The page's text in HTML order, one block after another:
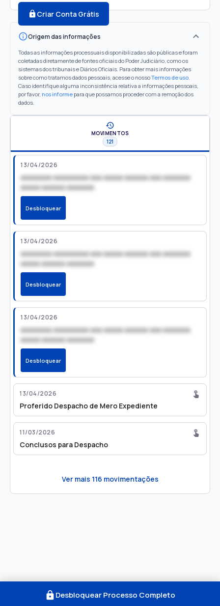
Criar Conta Grátis
Origem das informações
Todas as informações processuais disponibilizadas são públicas e foram
coletadas diretamente de fontes oficiais do Poder Judiciário, como os
sistemas dos tribunais e Diários Oficiais. Para obter mais informações
sobre como tratamos dados pessoais, acesse o nossoTermos de uso.
Caso identifique alguma inconsistência relativa a informações pessoais,
por favor, nos informe para que possamos proceder com a remoção dos
dados.
MOVIMENTOS
121
13/04/2026
xxxxxxxx xxxxxxxxx xxx xxxxx xxxxxx xxx xxxxxxx
xxxxx xxxxxx xxxxxxx
Desbloquear
13/04/2026
xxxxxxxx xxxxxxxxx xxx xxxxx xxxxxx xxx xxxxxxx
xxxxx xxxxxx xxxxxxx
Desbloquear
13/04/2026
xxxxxxxx xxxxxxxxx xxx xxxxx xxxxxx xxx xxxxxxx
xxxxx xxxxxx xxxxxxx
Desbloquear
13/04/2026
Proferido Despacho de Mero Expediente
11/03/2026
Conclusos para Despacho
Ver mais 116 movimentações
Desbloquear Processo Completo